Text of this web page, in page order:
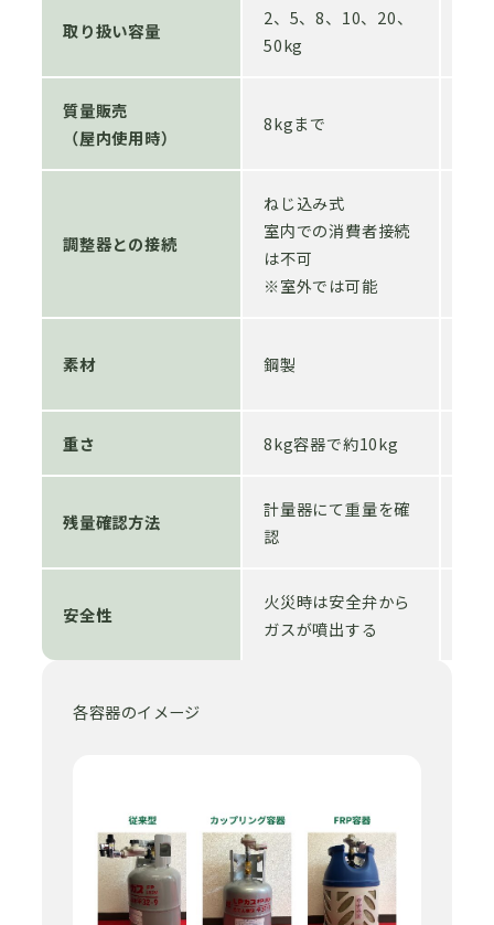
取り扱い容量
2、5、8、10、20、
50kg
質量販売
（屋内使用時）
8kgまで
調整器との接続
ねじ込み式
室内での消費者接続
は不可
※室外では可能
素材 鋼製
重さ 8kg容器で約10kg
残量確認方法
計量器にて重量を確
認
安全性
火災時は安全弁から
ガスが噴出する
各容器のイメージ